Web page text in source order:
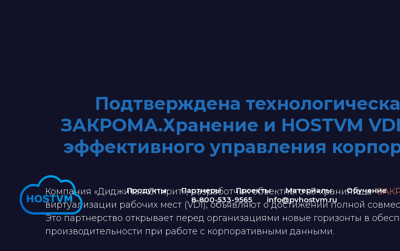
Продукты Партнеры Проекты Материалы
Обучение
8-800-533-9565
info@pvhostvm.ru
Подтверждена
ЗАКРОМА.Хранение и HOSTVM
эффективного управления
Компания «Диджитал Спирит», разработчик объектного s3-хранилища
виртуализации рабочих мест (VDI), объявляют о достижении полной
Это партнерство открывает перед организациями новые горизонты в
производительности при работе с корпоративными данными.